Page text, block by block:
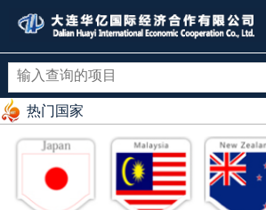
热门国家